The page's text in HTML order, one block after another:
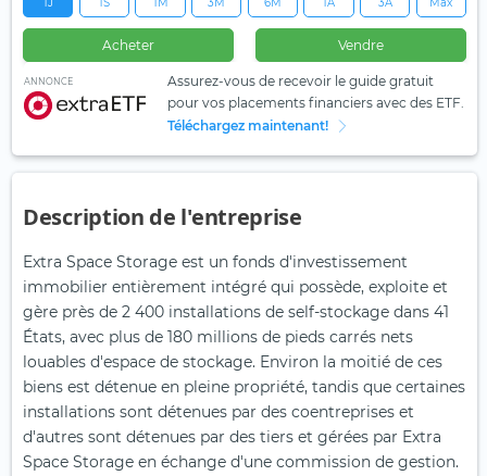
1J 1S 1M 3M 6M 1A 3A Max
Acheter Vendre
ANNONCE
Assurez-vous de recevoir le guide gratuit
pour vos placements financiers avec des ETF.
Téléchargez maintenant!
Description de l'entreprise
Extra Space Storage est un fonds d'investissement
immobilier entièrement intégré qui possède, exploite et
gère près de 2 400 installations de self-stockage dans 41
États, avec plus de 180 millions de pieds carrés nets
louables d'espace de stockage. Environ la moitié de ces
biens est détenue en pleine propriété, tandis que certaines
installations sont détenues par des coentreprises et
d'autres sont détenues par des tiers et gérées par Extra
Space Storage en échange d'une commission de gestion.